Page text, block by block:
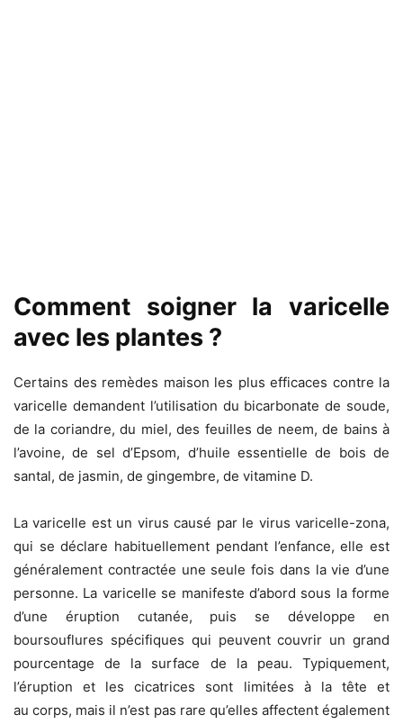
Comment soigner la varicelle
avec les plantes ?
Certains des remèdes maison les plus efficaces contre la
varicelle demandent l’utilisation du bicarbonate de soude,
de la coriandre, du miel, des feuilles de neem, de bains à
l’avoine, de sel d’Epsom, d’huile essentielle de bois de
santal, de jasmin, de gingembre, de vitamine D.
La varicelle est un virus causé par le virus varicelle-zona,
qui se déclare habituellement pendant l’enfance, elle est
généralement contractée une seule fois dans la vie d’une
personne. La varicelle se manifeste d’abord sous la forme
d’une éruption cutanée, puis se développe en
boursouflures spécifiques qui peuvent couvrir un grand
pourcentage de la surface de la peau. Typiquement,
l’éruption et les cicatrices sont limitées à la tête et
au corps, mais il n’est pas rare qu’elles affectent également